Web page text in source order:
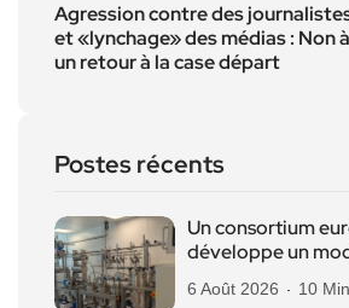
Agression contre des
et «lynchage» des médias : Non à
un retour à la case départ
Postes récents
Un consortium
développe un
6 Août 2026 10